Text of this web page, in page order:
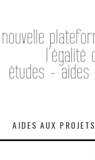
AIDES AUX PROJETS